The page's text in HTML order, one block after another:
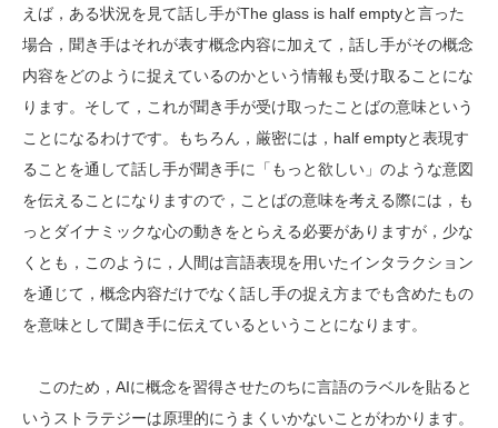
えば，ある状況を見て話し手がThe glass is half emptyと言った
場合，聞き手はそれが表す概念内容に加えて，話し手がその概念
内容をどのように捉えているのかという情報も受け取ることにな
ります。そして，これが聞き手が受け取ったことばの意味という
ことになるわけです。もちろん，厳密には，half emptyと表現す
ることを通して話し手が聞き手に「もっと欲しい」のような意図
を伝えることになりますので，ことばの意味を考える際には，も
っとダイナミックな心の動きをとらえる必要がありますが，少な
くとも，このように，人間は言語表現を用いたインタラクション
を通じて，概念内容だけでなく話し手の捉え方までも含めたもの
を意味として聞き手に伝えているということになります。
このため，AIに概念を習得させたのちに言語のラベルを貼ると
いうストラテジーは原理的にうまくいかないことがわかります。